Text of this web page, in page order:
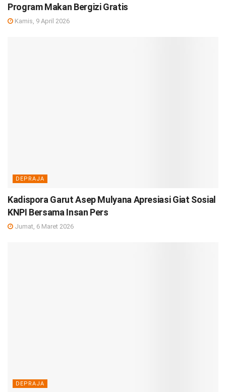
Program Makan Bergizi Gratis
Kamis, 9 April 2026
DEPRAJA
Kadispora Garut Asep Mulyana Apresiasi Giat Sosial
KNPI Bersama Insan Pers
Jumat, 6 Maret 2026
DEPRAJA